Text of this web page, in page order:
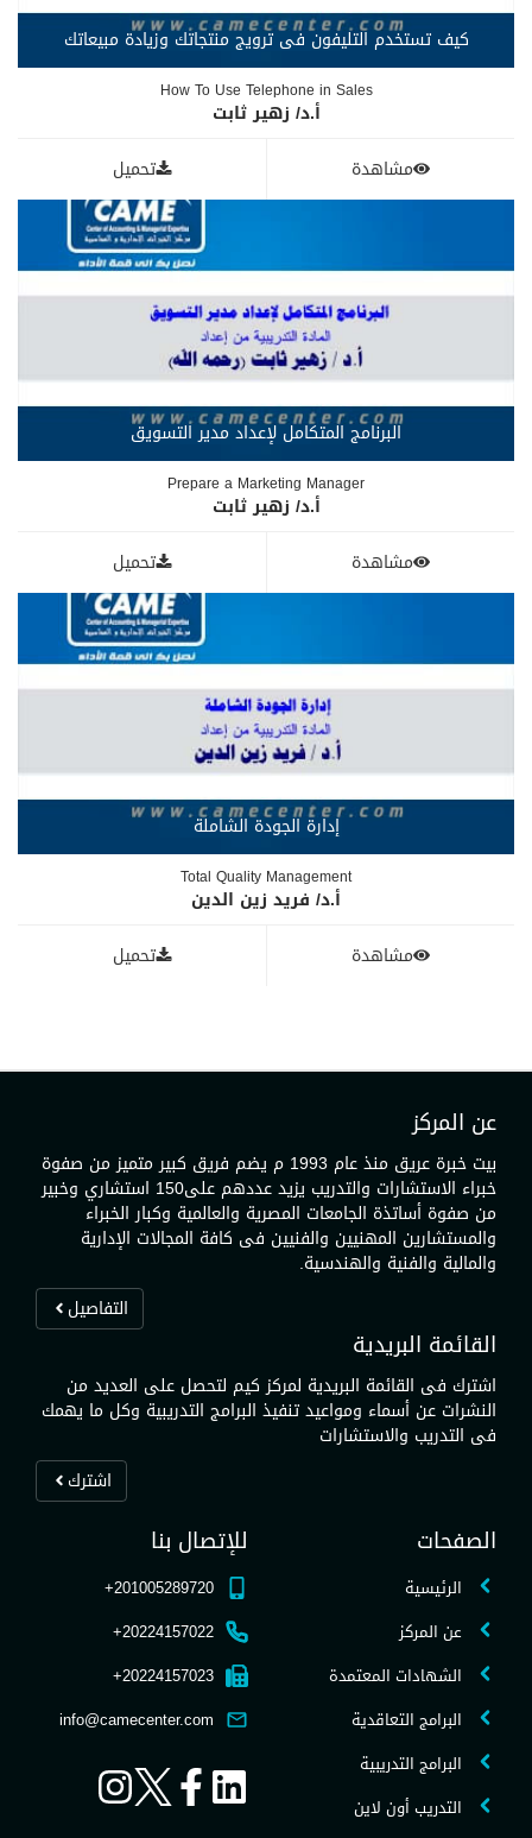
كيف تستخدم التليفون فى ترويج منتجاتك وزيادة مبيعاتك
How To Use Telephone in Sales
أ.د/ زهير ثابت
مشاهدة
تحميل
البرنامج المتكامل لإعداد مدير التسويق
Prepare a Marketing Manager
أ.د/ زهير ثابت
مشاهدة
تحميل
إدارة الجودة الشاملة
Total Quality Management
أ.د/ فريد زين الدين
مشاهدة
تحميل
عن المركز
بيت خبرة عريق منذ عام 1993 م يضم فريق كبير متميز من صفوة
خبراء الاستشارات والتدريب يزيد عددهم على150 استشاري وخبير
من صفوة أساتذة الجامعات المصرية والعالمية وكبار الخبراء
والمستشارين المهنيين والفنيين فى كافة المجالات الإدارية
والمالية والفنية والهندسية.
التفاصيل
القائمة البريدية
اشترك فى القائمة البريدية لمركز كيم لتحصل على العديد من
النشرات عن أسماء ومواعيد تنفيذ البرامج التدريبية وكل ما يهمك
فى التدريب والاستشارات
اشترك
الصفحات
الرئيسية
عن المركز
الشهادات المعتمدة
البرامج التعاقدية
البرامج التدريبية
التدريب أون لاين
للإتصال بنا
201005289720+
20224157022+
20224157023+
info@camecenter.com